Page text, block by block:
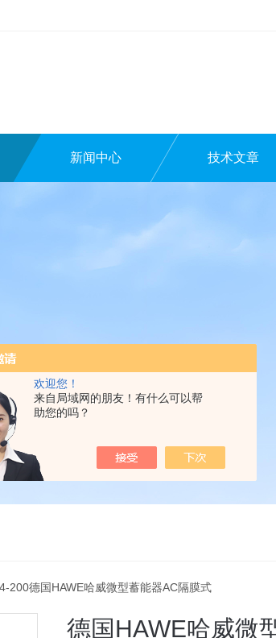
欢迎您！
来自局域网的朋友！有什么可以帮
助您的吗？
新闻中心 技术文章
200德国HAWE哈威微型蓄能器AC隔膜式
德国HAWE哈威微